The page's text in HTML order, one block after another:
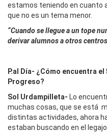
estamos teniendo en cuanto
que no es un tema menor.
“Cuando se llegue a un tope
derivar alumnos a otros
P.al Día- ¿Cómo encuentra
Progreso?
Sol Urdampilleta- Lo
muchas cosas, que se está
distintas actividades, ahora
estaban buscando en el